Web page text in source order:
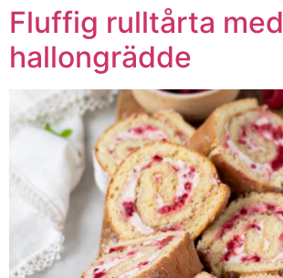
Fluffig rulltårta med
hallongrädde